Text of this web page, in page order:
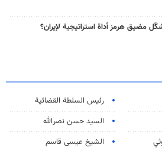
مضيق هرمز أداة استراتيجية لإيران؟
رئیس السلطة القضائیة
السيد حسن نصرالله
الشيخ عيسى قاسم